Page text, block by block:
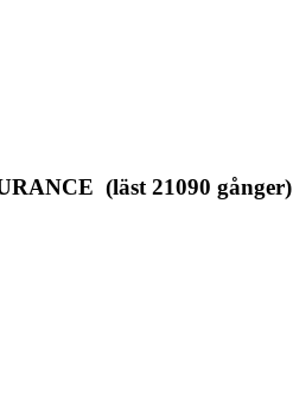
(läst 21090 gånger)